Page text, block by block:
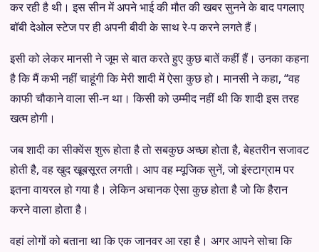
कर रही है थी। इस सीन में अपने भाई की मौत की खबर सुनने के बाद पगलाए
बॉबी देओल स्टेज पर ही अपनी बीवी के साथ रे-प करने लगते हैं।
इसी को लेकर मानसी ने जूम से बात करते हुए कुछ बातें कहीं हैं। उनका कहना
है कि मैं कभी नहीं चाहूंगी कि मेरी शादी में ऐसा कुछ हो। मानसी ने कहा, “वह
काफी चौकाने वाला सी-न था। किसी को उम्मीद नहीं थी कि शादी इस तरह
खत्म होगी।
जब शादी का सीक्वेंस शुरू होता है तो सबकुछ अच्छा होता है, बेहतरीन सजावट
होती है, वह खुद खूबसूरत लगती। आप वह म्यूजिक सुनें, जो इंस्टाग्राम पर
इतना वायरल हो गया है। लेकिन अचानक ऐसा कुछ होता है जो कि हैरान
करने वाला होता है।
वहां लोगों को बताना था कि एक जानवर आ रहा है। अगर आपने सोचा कि